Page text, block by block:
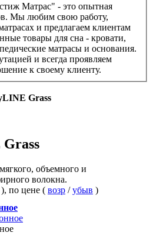
Матрас" - это опытная
Мы любим свою работу,
и предлагаем клиентам
товары для сна - кровати,
матрасы и основания.
и всегда проявляем
к своему клиенту.
Grass
объемного и
волокна.
), по цене ( возр /убыв )